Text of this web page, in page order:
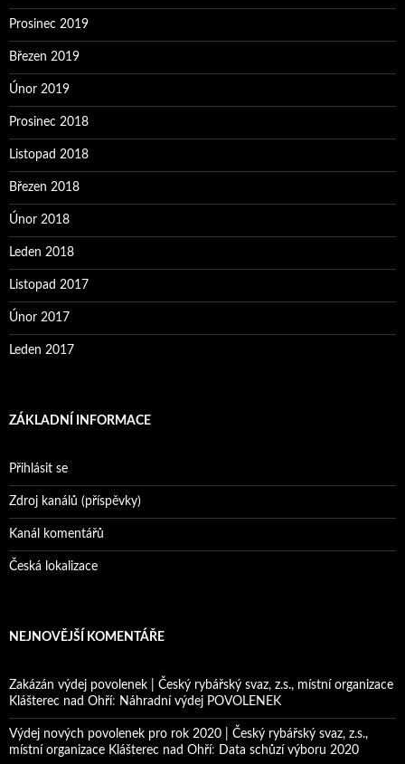
Prosinec 2019
Březen 2019
Únor 2019
Prosinec 2018
Listopad 2018
Březen 2018
Únor 2018
Leden 2018
Listopad 2017
Únor 2017
Leden 2017
ZÁKLADNÍ INFORMACE
Přihlásit se
Zdroj kanálů (příspěvky)
Kanál komentářů
Česká lokalizace
NEJNOVĚJŠÍ KOMENTÁŘE
Zakázán výdej povolenek | Český rybářský svaz, z.s., místní organizace
Klášterec nad Ohří: Náhradní výdej POVOLENEK
Výdej nových povolenek pro rok 2020 | Český rybářský svaz, z.s.,
místní organizace Klášterec nad Ohří: Data schůzí výboru 2020